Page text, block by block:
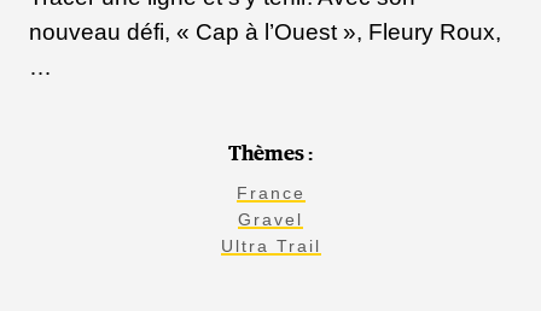
nouveau défi, « Cap à l’Ouest », Fleury Roux,
…
Thèmes :
France
Gravel
Ultra Trail